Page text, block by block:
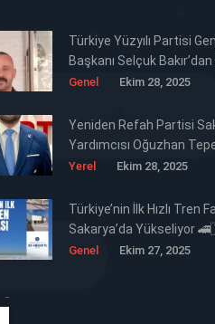
Türkiye Yüzyılı Partisi
Başkanı Selçuk
Cumhuriyet Bayramı
Genel Ekim 28, 2025
Yeniden Refah Partisi
Yardımcısı Oğuzhan
Cumhuriyet Bayramı
Yerel Ekim 28, 2025
Türkiye’nin İlk Hızlı Tren
Sakarya’da Yükseliyor
Genel Ekim 27, 2025